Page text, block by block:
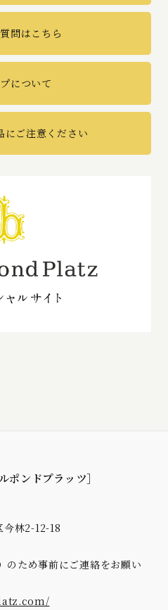
問はこちら
について
にご注意ください
ンドプラッツ］
林2-12-18
のため事前にご連絡をお願い